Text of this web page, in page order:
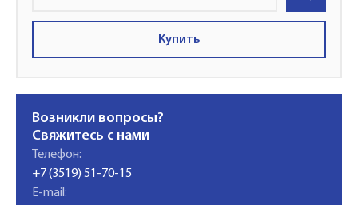
Купить
Возникли вопросы?
Свяжитесь с нами
Телефон:
+7 (3519) 51-70-15
E-mail: